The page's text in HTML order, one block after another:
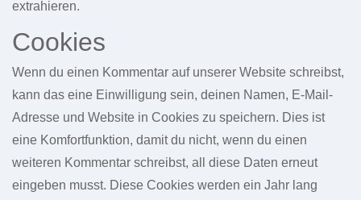
extrahieren.
Cookies
Wenn du einen Kommentar auf unserer Website schreibst,
kann das eine Einwilligung sein, deinen Namen, E-Mail-
Adresse und Website in Cookies zu speichern. Dies ist
eine Komfortfunktion, damit du nicht, wenn du einen
weiteren Kommentar schreibst, all diese Daten erneut
eingeben musst. Diese Cookies werden ein Jahr lang